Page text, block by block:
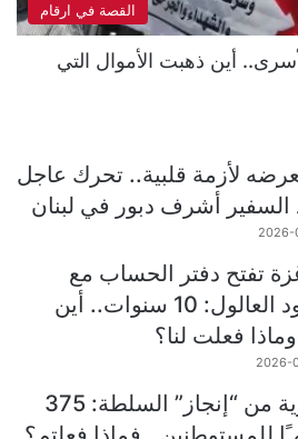
القصة في ارقام
أين ذهبت الأموال التي
لأزمة قلبية.. تحرك عاجل
السفير أشرف دبور في لبنان
2026-
تفتح دفتر الحساب مع
محمود العالول: 10 سنوات.. أين
فعلت لنا؟
2026-
سخرية من “إنجاز” السلطة: 375